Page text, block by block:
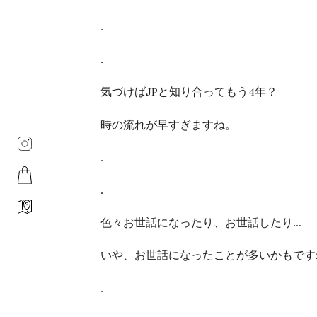
.
.
気づけばJPと知り合ってもう4年？
時の流れが早すぎますね。
.
.
色々お世話になったり、お世話したり…
いや、お世話になったことが多いかもで
.